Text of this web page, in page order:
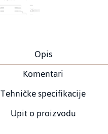
Opis
Komentari
Tehničke specifikacije
Upit o proizvodu